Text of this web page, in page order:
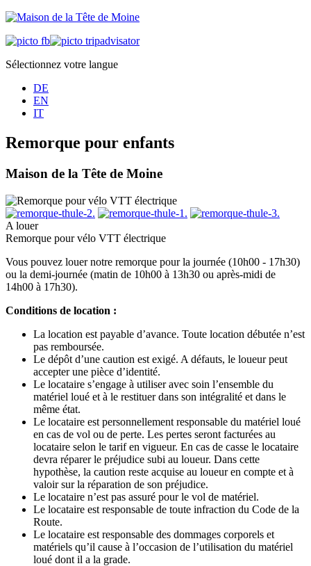
Sélectionnez votre langue
DE
EN
IT
Remorque pour enfants
Maison de la Tête de Moine
A louer
Remorque pour vélo VTT électrique
Vous pouvez louer notre remorque pour la journée (10h00 - 17h30)
ou la demi-journée (matin de 10h00 à 13h30 ou après-midi de
14h00 à 17h30).
Conditions de location :
La location est payable d’avance. Toute location débutée n’est
pas remboursée.
Le dépôt d’une caution est exigé. A défauts, le loueur peut
accepter une pièce d’identité.
Le locataire s’engage à utiliser avec soin l’ensemble du
matériel loué et à le restituer dans son intégralité et dans le
même état.
Le locataire est personnellement responsable du matériel loué
en cas de vol ou de perte. Les pertes seront facturées au
locataire selon le tarif en vigueur. En cas de casse le locataire
devra réparer le préjudice subi au loueur. Dans cette
hypothèse, la caution reste acquise au loueur en compte et à
valoir sur la réparation de son préjudice.
Le locataire n’est pas assuré pour le vol de matériel.
Le locataire est responsable de toute infraction du Code de la
Route.
Le locataire est responsable des dommages corporels et
matériels qu’il cause à l’occasion de l’utilisation du matériel
loué dont il a la grade.